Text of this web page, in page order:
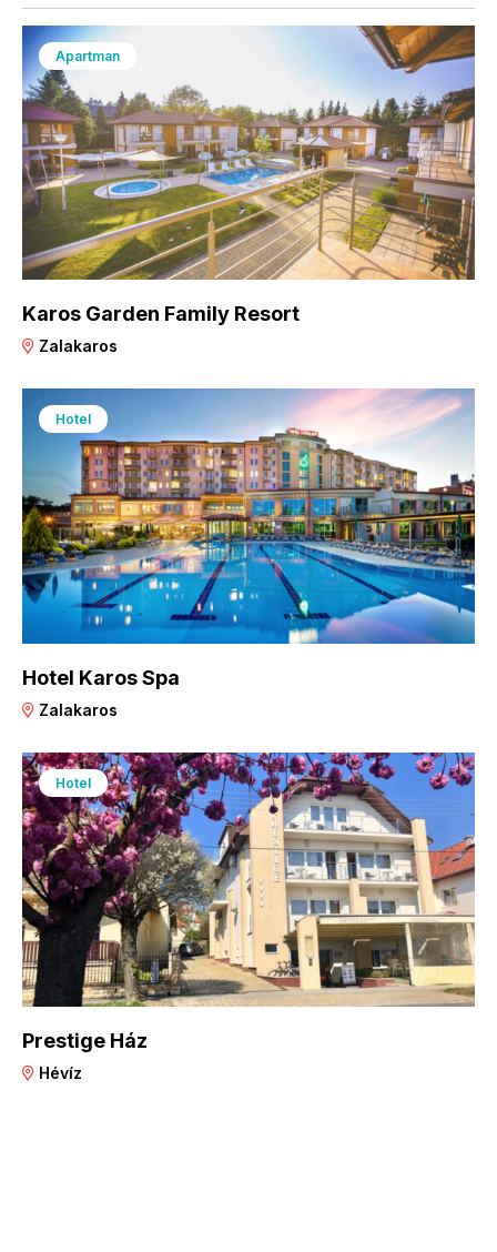
Apartman
Karos Garden Family Resort
Zalakaros
Hotel
Hotel Karos Spa
Zalakaros
Hotel
Prestige Ház
Hévíz